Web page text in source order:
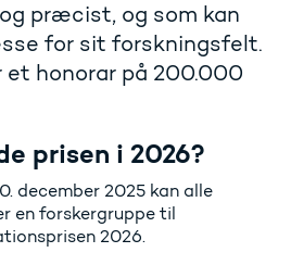
præcist, og som kan
for sit forskningsfelt.
et honorar på 200.000
prisen i 2026?
december 2025 kan alle
en forskergruppe til
2026.